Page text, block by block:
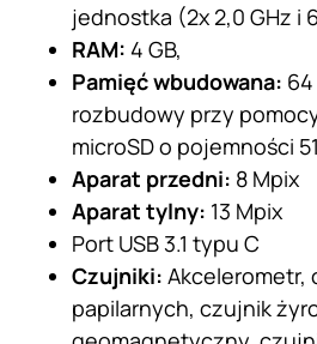
jednostka (2x 2,0 GHz i
RAM: 4 GB,
Pamięć wbudowana:
rozbudowy przy
microSD o pojemności
Aparat przedni: 8 Mpix
Aparat tylny: 13 Mpix
Port USB 3.1 typu C
Czujniki: Akcelerometr,
papilarnych, czujnik